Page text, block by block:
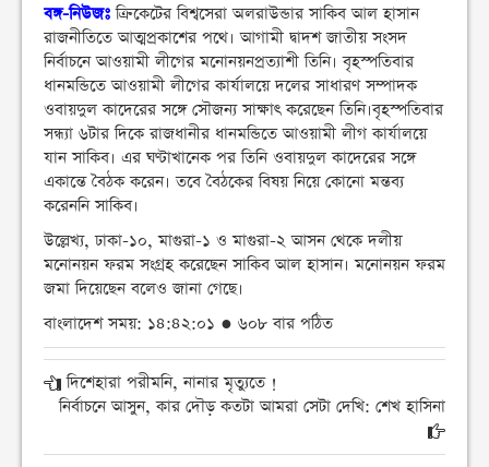
বঙ্গ-নিউজঃক্রিকেটের বিশ্বসেরা অলরাউন্ডার সাকিব আল হাসান
রাজনীতিতে আত্মপ্রকাশের পথে। আগামী দ্বাদশ জাতীয় সংসদ
নির্বাচনে আওয়ামী লীগের মনোনয়নপ্রত্যাশী তিনি। বৃহস্পতিবার
ধানমন্ডিতে আওয়ামী লীগের কার্যালয়ে দলের সাধারণ সম্পাদক
ওবায়দুল কাদেরের সঙ্গে সৌজন্য সাক্ষাৎ করেছেন তিনি।বৃহস্পতিবার
সন্ধ্যা ৬টার দিকে রাজধানীর ধানমন্ডিতে আওয়ামী লীগ কার্যালয়ে
যান সাকিব। এর ঘণ্টাখানেক পর তিনি ওবায়দুল কাদেরের সঙ্গে
একান্তে বৈঠক করেন। তবে বৈঠকের বিষয় নিয়ে কোনো মন্তব্য
করেননি সাকিব।
উল্লেখ্য, ঢাকা-১০, মাগুরা-১ ও মাগুরা-২ আসন থেকে দলীয়
মনোনয়ন ফরম সংগ্রহ করেছেন সাকিব আল হাসান। মনোনয়ন ফরম
জমা দিয়েছেন বলেও জানা গেছে।
বাংলাদেশ সময়: ১৪:৪২:০১ ● ৬০৮ বার পঠিত
দিশেহারা পরীমনি, নানার মৃত্যুতে !
নির্বাচনে আসুন, কার দৌড় কতটা আমরা সেটা দেখি: শেখ হাসিনা